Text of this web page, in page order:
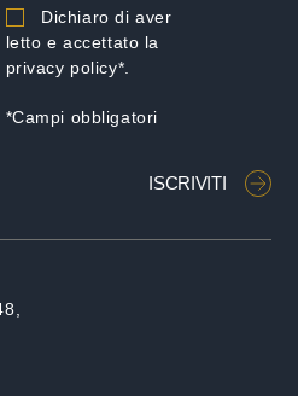
Dichiaro di aver
letto e accettato la
privacy policy*.
*Campi obbligatori
ISCRIVITI